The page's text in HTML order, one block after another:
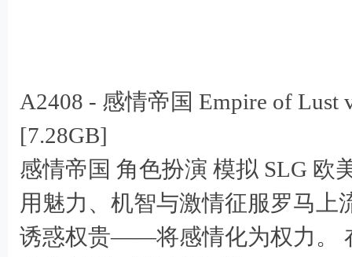
A2408 - 感情帝国 Empire of Lust
[7.28GB]
感情帝国 角色扮演 模拟 SLG 欧
用魅力、机智与激情征服罗马
诱惑权贵——将感情化为权力。